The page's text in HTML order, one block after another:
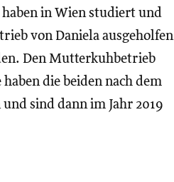
haben in Wien studiert und
von Daniela ausgeholfen
Den Mutterkuhbetrieb
die beiden nach dem
sind dann im Jahr 2019